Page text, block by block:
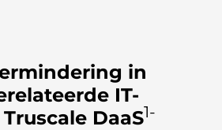
in
IT-
DaaS1-